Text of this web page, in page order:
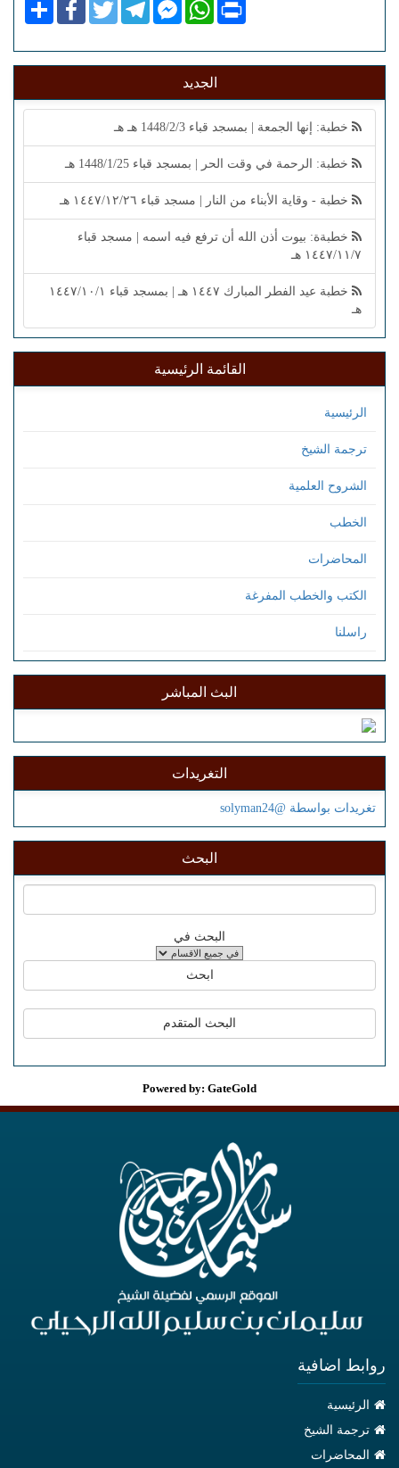
Messenger
الجديد
خطبة: إنها الجمعة | بمسجد قباء 1448/2/3 هـ هـ
خطبة: الرحمة في وقت الحر | بمسجد قباء 1448/1/25 هـ
خطبة - وقاية الأبناء من النار | مسجد قباء ١٤٤٧/١٢/٢٦ هـ
خطبةة: بيوت أذن الله أن ترفع فيه اسمه | مسجد قباء
١٤٤٧/١١/٧ هـ
خطبة عيد الفطر المبارك ١٤٤٧ هـ | بمسجد قباء ١٤٤٧/١٠/١
هـ
القائمة الرئيسية
الرئيسية
ترجمة الشيخ
الشروح العلمية
الخطب
المحاضرات
الكتب والخطب المفرغة
راسلنا
البث المباشر
التغريدات
تغريدات بواسطة @solyman24
البحث
البحث في
Powered by: GateGold
روابط اضافية
الرئيسية
ترجمة الشيخ
المحاضرات